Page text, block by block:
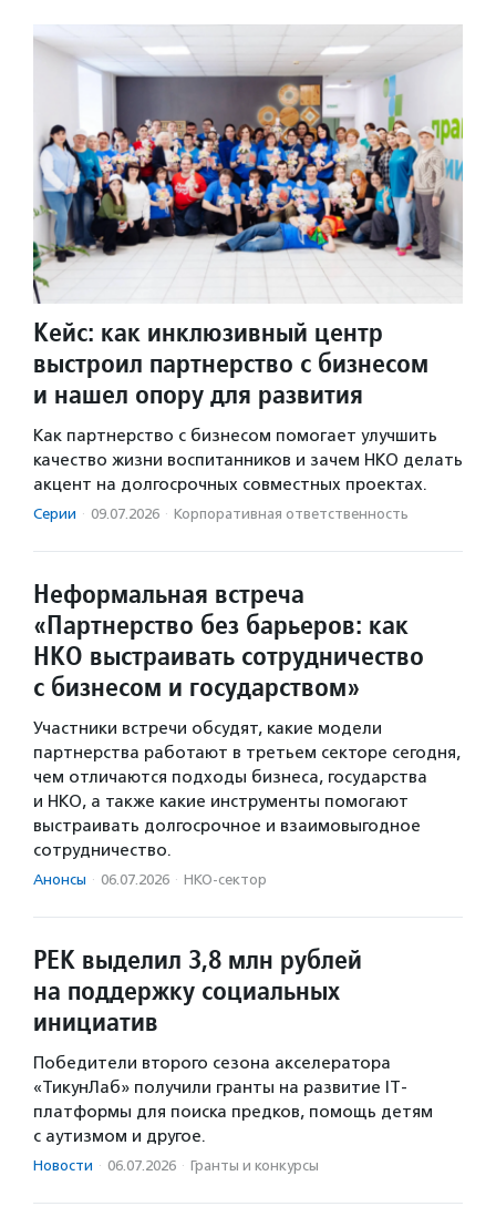
Кейс: как инклюзивный центр
выстроил партнерство с бизнесом
и нашел опору для развития
Как партнерство с бизнесом помогает улучшить
качество жизни воспитанников и зачем НКО делать
акцент на долгосрочных совместных проектах.
Серии · 09.07.2026 · Корпоративная ответственность
Неформальная встреча
«Партнерство без барьеров: как
НКО выстраивать сотрудничество
с бизнесом и государством»
Участники встречи обсудят, какие модели
партнерства работают в третьем секторе сегодня,
чем отличаются подходы бизнеса, государства
и НКО, а также какие инструменты помогают
выстраивать долгосрочное и взаимовыгодное
сотрудничество.
Анонсы · 06.07.2026 · НКО-сектор
РЕК выделил 3,8 млн рублей
на поддержку социальных
инициатив
Победители второго сезона акселератора
«ТикунЛаб» получили гранты на развитие IT-
платформы для поиска предков, помощь детям
с аутизмом и другое.
Новости · 06.07.2026 · Гранты и конкурсы